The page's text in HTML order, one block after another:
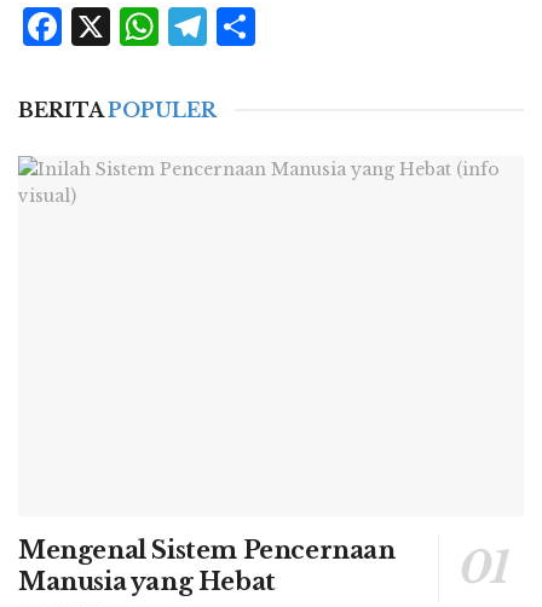
Facebook
X WhatsApp
Telegram
BERITAPOPULER
Mengenal Sistem Pencernaan
Manusia yang Hebat